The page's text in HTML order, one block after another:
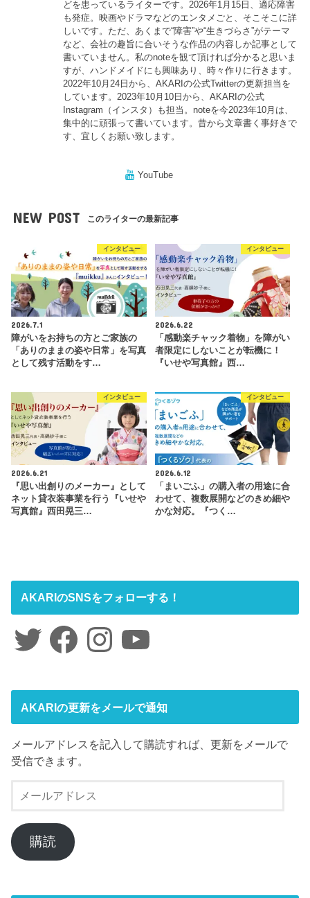
どを患っているライターです。2026年1月15日、適応障害
も発症。映画やドラマなどのエンタメごと、そこそこに詳
しいです。ただ、あくまで“障害”や“生きづらさ”がテーマ
など、会社の趣旨に合いそうな作品の内容しか記事として
書いていません。私のnoteを観て頂ければ分かると思いま
すが、ハンドメイドにも興味あり、時々作りに行きます。
2022年10月24日から、AKARIの公式Twitterの更新担当を
しています。2023年10月10日から、AKARIの公式
Instagram（インスタ）も担当。noteを今2023年10月は、
集中的に頑張って書いています。昔から文章書く事好きで
す、宜しくお願い致します。
YouTube
NEW POST このライターの最新記事
インタビュー
2026.7.1
障がいをお持ちの方とご家族の
「ありのままの姿や日常」を写真
として残す活動をす…
インタビュー
2026.6.22
「感動楽チャック着物」を障がい
者限定にしないことが転機に！
『いせや写真館』西…
インタビュー
2026.6.21
『思い出創りのメーカー』として
ネット貸衣装事業を行う『いせや
写真館』西田晃三…
インタビュー
2026.6.12
「まいごふ」の購入者の用途に合
わせて、複数展開などのきめ細や
かな対応。『つく…
AKARIのSNSをフォローする！
Twitter FacebookInstagramYouTube
AKARIの更新をメールで通知
メールアドレスを記入して購読すれば、更新をメールで
受信できます。
ー
ア
ド
購読